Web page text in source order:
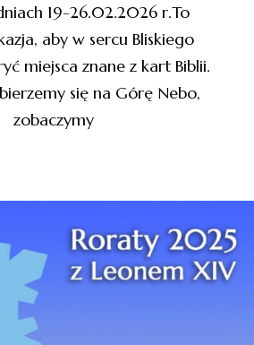
19-26.02.2026 r.To
aby w sercu Bliskiego
miejsca znane z kart Biblii.
się na Górę Nebo,
zobaczymy